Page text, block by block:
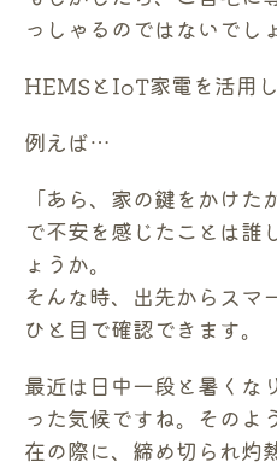
っしゃるのではないでし
HEMSとIoT家電を活用
例えば…
「あら、家の鍵をかけ
で不安を感じたことは誰
ょうか。
そんな時、出先からスマ
ひと目で確認できます。
最近は日中一段と暑くな
った気候ですね。そのよ
在の際に、締め切られ灼